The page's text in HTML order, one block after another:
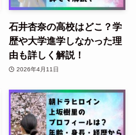
石井杏奈の高校はどこ？学
歴や大学進学しなかった理
由も詳しく解説！
2026年4月11日